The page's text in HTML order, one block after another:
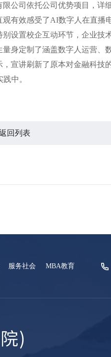
司依托公司优势项目，详
有效感受了AI数字人在直播
设置校企互动环节，企业技
身定制了涵盖数字人运营、
宣讲刷新了原本对金融科技
中。
回列表
服务社会 MBA教育